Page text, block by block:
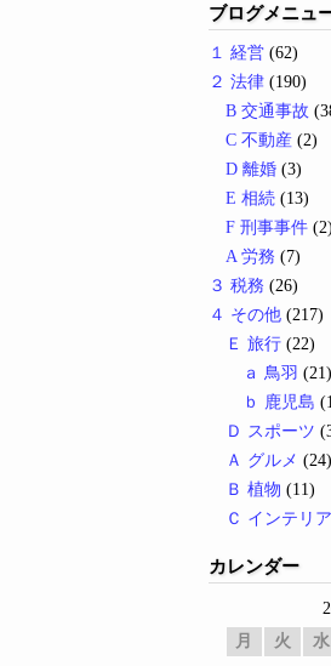
ブログメニュ
１ 経営 (62)
２ 法律 (190)
B 交通事故
C 不動産 (2)
D 離婚 (3)
E 相続 (13)
F 刑事事件 (2)
A 労務 (7)
３ 税務 (26)
４ その他 (217)
Ｅ 旅行 (22)
ａ 鳥羽 (21)
ｂ 鹿児島
Ｄ スポーツ
Ａ グルメ (24)
Ｂ 植物 (11)
Ｃ インテリア
カレンダー
月
火 水